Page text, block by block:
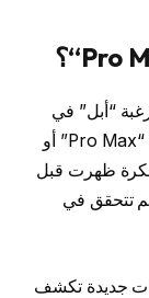
Pro“؟
“أبل” في
إدراج طراز “Ultra” ضمن هواتفها، ليحل محل “Pro Max” أو
ظهرت قبل
16″، لكنها لم تتحقق في
تعود تسريبات جديدة تكشف